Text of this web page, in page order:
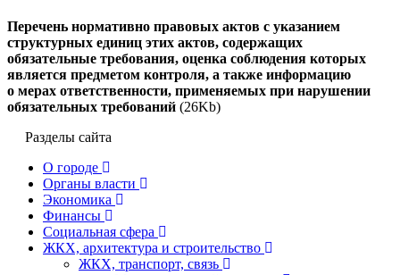
Перечень нормативно правовых актов с указанием
структурных единиц этих актов, содержащих
обязательные требования, оценка соблюдения которых
является предметом контроля, а также информацию
о мерах ответственности, применяемых при нарушении
обязательных требований (26Kb)
Разделы сайта
О городе
Органы власти
Экономика
Финансы
Социальная сфера
ЖКХ, архитектура и строительство
ЖКХ, транспорт, связь